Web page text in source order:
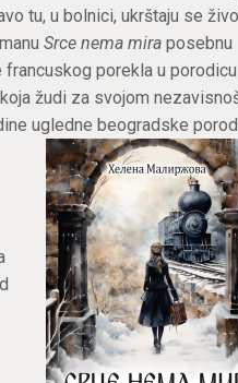
tu, u bolnici, ukrštaju se
Srce nema miraposebnu
porekla u porodicu
žudi za svojom
ugledne beogradske